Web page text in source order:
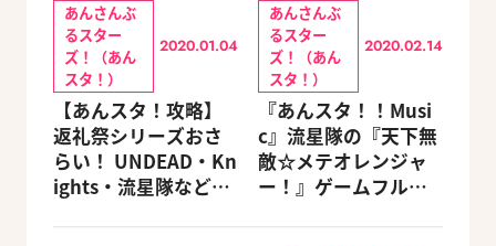
あんさんぶ
るスター
ズ！（あん
スタ！）
2020.01.04
【あんスタ！攻略】
返礼祭シリーズおさ
らい！ UNDEAD・Kn
ights・流星隊など、
あんさんぶ
るスター
ズ！（あん
スタ！）
2020.02.14
『あんスタ！！Musi
c』流星隊の『天下無
敵☆メテオレンジャ
ー！』ゲームフルサ